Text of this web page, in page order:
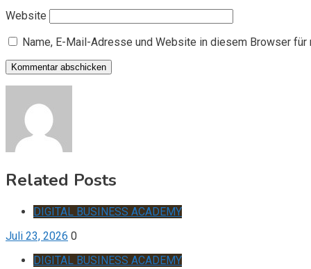
Website
Name, E-Mail-Adresse und Website in diesem Browser
Related Posts
DIGITAL BUSINESS ACADEMY
Juli 23, 2026 0
DIGITAL BUSINESS ACADEMY